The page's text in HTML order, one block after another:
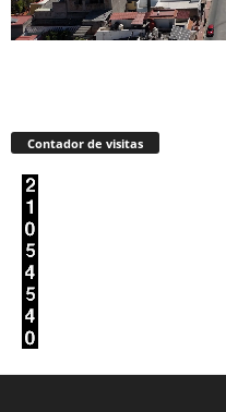
Contador de visitas